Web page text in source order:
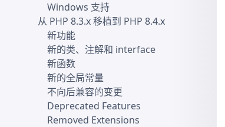
Windows 支持
从 PHP 8.3.x 移植到 PHP 8.4.x
新功能
新的类、注解和 interface
新函数
新的全局常量
不向后兼容的变更
Deprecated Features
Removed Extensions